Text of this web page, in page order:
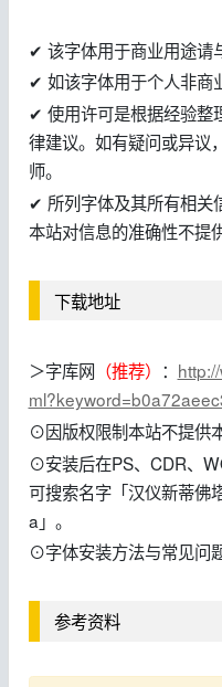
✔ 该字体用于商业用途请
✔ 如该字体用于个人非商
✔ 使用许可是根据经验整
律建议。如有疑问或异议
师。
✔ 所列字体及其所有相关
本站对信息的准确性不提
下载地址
＞字库网 （推荐） ：
⊙因版权限制本站不提供
⊙安装后在PS、CDR、
可搜索名字「汉仪新蒂佛
a」。
⊙字体安装方法与常见问题
参考资料